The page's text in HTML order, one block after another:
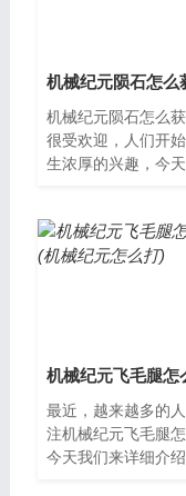
机械纪元陨石怎么
很受欢迎，人们开
生浓厚的兴趣，今
被誉为最稀...
最近，越来越多的
注机械纪元飞毛腿怎
今天我们来详细介